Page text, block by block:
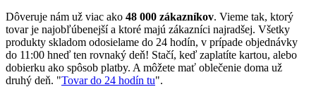
Dôveruje nám už viac ako 48 000 zákazníkov. Vieme tak, ktorý
tovar je najobľúbenejší a ktoré majú zákazníci najradšej. Všetky
produkty skladom odosielame do 24 hodín, v prípade objednávky
do 11:00 hneď ten rovnaký deň! Stačí, keď zaplatíte kartou, alebo
dobierku ako spôsob platby. A môžete mať oblečenie doma už
druhý deň. "Tovar do 24 hodín tu".